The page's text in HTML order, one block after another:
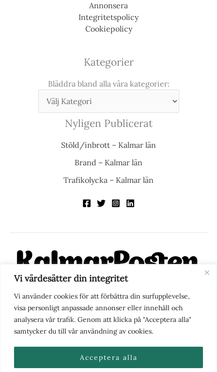
Vi värdesätter din integritet
Vi använder cookies för att förbättra din surfupplevelse,
visa personligt anpassade annonser eller innehåll och
analysera vår trafik. Genom att klicka på "Acceptera alla"
samtycker du till vår användning av cookies.
Acceptera alla
Annonsera
Integritetspolicy
Cookiepolicy
Kategorier
Bläddra bland alla våra kategorier:
Nyligen Publicerat
Stöld/inbrott – Kalmar län
Brand – Kalmar län
Trafikolycka – Kalmar län
KalmarPosten är en modern lokalnyhetstidning på nätet. Med
fokus på Kalmarregionen, men också med blick för det större
perspektivet, vill vi vara din självklara kanal för nyheter,
berättelser och engagemang. KalmarPosten grundades 1988 och
fick nya ägare 2025.